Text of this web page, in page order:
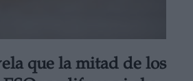
que la mitad de los